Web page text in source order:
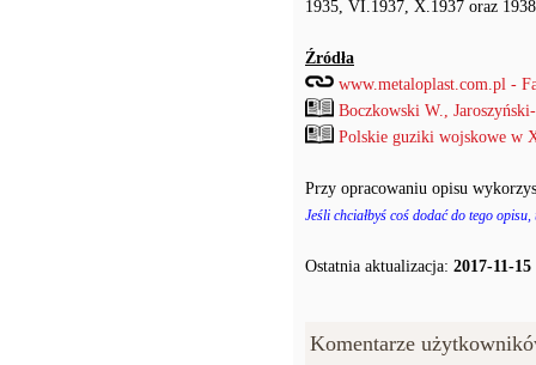
1935, VI.1937, X.1937 oraz
Źródła
www.metaloplast.com.pl -
Boczkowski W.,
Polskie guziki wojskowe w
Przy opracowaniu opisu
Jeśli chciałbyś coś dodać do tego
Ostatnia aktualizacja: 2017-11-15
Komentarze